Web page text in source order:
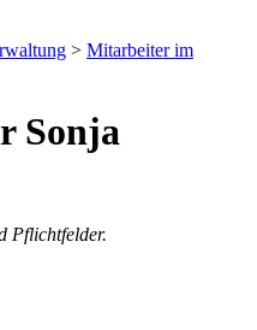
> Mitarbeiter im
Sonja
Pflichtfelder.